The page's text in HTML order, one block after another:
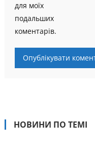
для моїх
подальших
коментарів.
НОВИНИ ПО ТЕМІ